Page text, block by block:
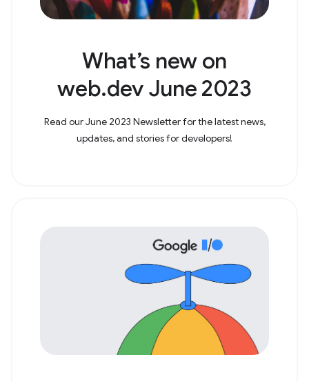
What’s new on
web.dev June 2023
Read our June 2023 Newsletter for the latest news,
updates, and stories for developers!